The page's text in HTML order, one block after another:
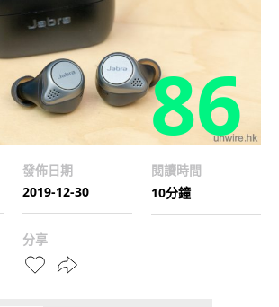
86
發佈日期
2019-12-30
閱讀時間
10分鐘
分享